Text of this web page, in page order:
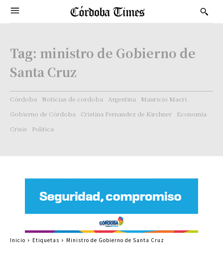
Tag: ministro de Gobierno de
Santa Cruz
Córdoba Noticias de cordoba Argentina
Mauricio Macri
Gobierno de Córdoba
Cristina Fernandez de Kirchner
Economía
Crisis
Politica
Inicio Etiquetas Ministro de Gobierno de Santa Cruz